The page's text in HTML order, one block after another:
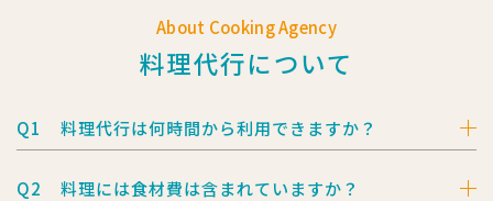
About Cooking Agency
料理代行について
Q1 料理代行は何時間から利用できますか？
Q2 料理には食材費は含まれていますか？